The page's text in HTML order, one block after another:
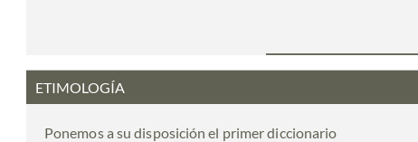
ETIMOLOGÍA
Ponemos a su disposición el primer diccionario